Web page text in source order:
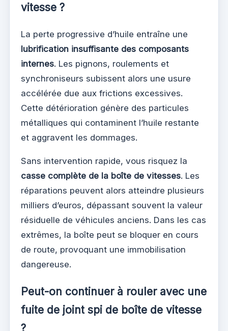
vitesse ?
La perte progressive d’huile entraîne une
lubrification insuffisante des composants
internes. Les pignons, roulements et
synchroniseurs subissent alors une usure
accélérée due aux frictions excessives.
Cette détérioration génère des particules
métalliques qui contaminent l’huile restante
et aggravent les dommages.
Sans intervention rapide, vous risquez la
casse complète de la boîte de vitesses. Les
réparations peuvent alors atteindre plusieurs
milliers d’euros, dépassant souvent la valeur
résiduelle de véhicules anciens. Dans les cas
extrêmes, la boîte peut se bloquer en cours
de route, provoquant une immobilisation
dangereuse.
Peut-on continuer à rouler avec une
fuite de joint spi de boîte de vitesse
?